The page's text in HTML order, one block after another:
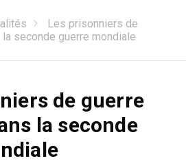
Les prisonniers de
seconde guerre mondiale
de guerre
la seconde